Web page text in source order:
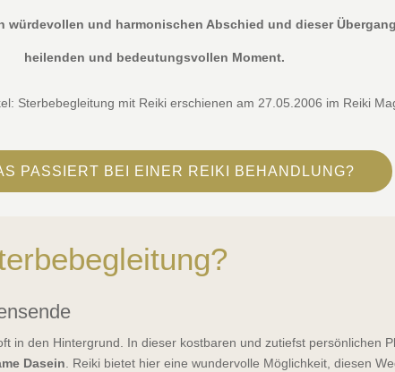
würdevollen und harmonischen Abschied und dieser
heilenden und bedeutungsvollen Moment.
Sterbebegleitung mit Reiki erschienen am 27.05.2006 im Reiki
PASSIERT BEI EINER REIKI BEHANDLUNG?
in den Hintergrund. In dieser kostbaren und zutiefst persönlichen
Dasein . Reiki bietet hier eine wundervolle Möglichkeit, diesen